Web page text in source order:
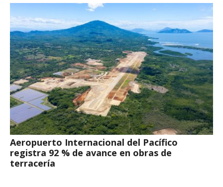
Aeropuerto Internacional del Pacífico
registra 92 % de avance en obras de
terracería